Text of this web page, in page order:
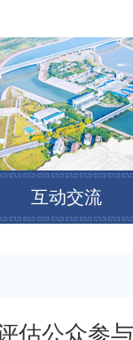
互动交流
估公众参